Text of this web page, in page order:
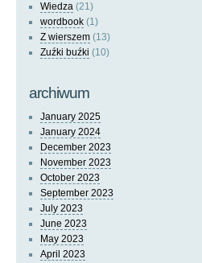
Wiedza (21)
wordbook (1)
Z wierszem (13)
Zuźki buźki (10)
archiwum
January 2025
January 2024
December 2023
November 2023
October 2023
September 2023
July 2023
June 2023
May 2023
April 2023